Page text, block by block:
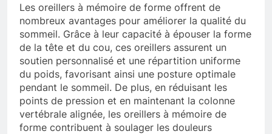
Les oreillers à mémoire de forme offrent de
nombreux avantages pour améliorer la qualité du
sommeil. Grâce à leur capacité à épouser la forme
de la tête et du cou, ces oreillers assurent un
soutien personnalisé et une répartition uniforme
du poids, favorisant ainsi une posture optimale
pendant le sommeil. De plus, en réduisant les
points de pression et en maintenant la colonne
vertébrale alignée, les oreillers à mémoire de
forme contribuent à soulager les douleurs